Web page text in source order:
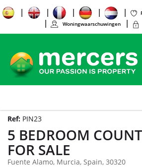
Woningwaarschuwingen
Ref: PIN23
5 BEDROOM
FOR SALE
Fuente Alamo, Murcia, Spain, 30320